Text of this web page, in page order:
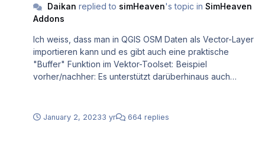
Daikan replied to simHeaven's topic in SimHeaven
Addons
Ich weiss, dass man in QGIS OSM Daten als Vector-Layer
importieren kann und es gibt auch eine praktische
"Buffer" Funktion im Vektor-Toolset: Beispiel
vorher/nachher: Es unterstützt darüberhinaus auch
mächtiges GIS-Werkzeug, dass auch gelernt werden
January 2, 20233 yr 664 replies